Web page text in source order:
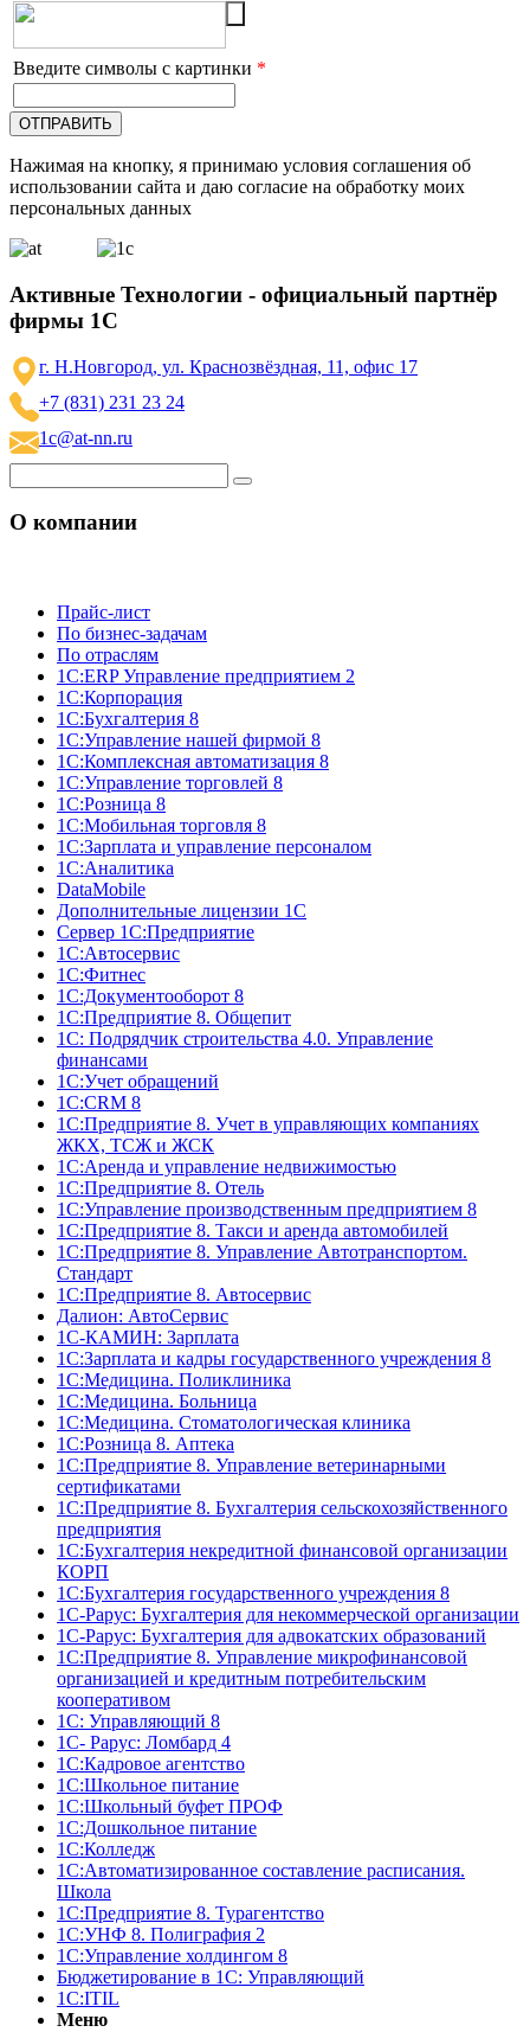
Введите символы с картинки *
Нажимая на кнопку, я принимаю условия соглашения об
использовании сайта и даю согласие на обработку моих
персональных данных
Активные Технологии - официальный партнёр
фирмы 1С
г. Н.Новгород, ул. Краснозвёздная, 11, офис 17
+7 (831) 231 23 24
1c@at-nn.ru
О компании
Прайс-лист
По бизнес-задачам
По отраслям
1C:ERP Управление предприятием 2
1С:Корпорация
1С:Бухгалтерия 8
1С:Управление нашей фирмой 8
1С:Комплексная автоматизация 8
1С:Управление торговлей 8
1С:Розница 8
1С:Мобильная торговля 8
1С:Зарплата и управление персоналом
1С:Аналитика
DataMobile
Дополнительные лицензии 1С
Сервер 1С:Предприятие
1С:Автосервис
1С:Фитнес
1С:Документооборот 8
1С:Предприятие 8. Общепит
1С: Подрядчик строительства 4.0. Управление
финансами
1С:Учет обращений
1C:CRM 8
1С:Предприятие 8. Учет в управляющих компаниях
ЖКХ, ТСЖ и ЖСК
1С:Аренда и управление недвижимостью
1С:Предприятие 8. Отель
1C:Управление производственным предприятием 8
1C:Предприятие 8. Такси и аренда автомобилей
1С:Предприятие 8. Управление Автотранспортом.
Стандарт
1C:Предприятие 8. Автосервис
Далион: АвтоСервис
1С-КАМИН: Зарплата
1С:Зарплата и кадры государственного учреждения 8
1С:Медицина. Поликлиника
1С:Медицина. Больница
1С:Медицина. Стоматологическая клиника
1С:Розница 8. Аптека
1C:Предприятие 8. Управление ветеринарными
сертификатами
1С:Предприятие 8. Бухгалтерия сельскохозяйственного
предприятия
1C:Бухгалтерия некредитной финансовой организации
КОРП
1С:Бухгалтерия государственного учреждения 8
1С-Рарус: Бухгалтерия для некоммерческой организации
1С-Рарус: Бухгалтерия для адвокатских образований
1С:Предприятие 8. Управление микрофинансовой
организацией и кредитным потребительским
кооперативом
1С: Управляющий 8
1С- Рарус: Ломбард 4
1С:Кадровое агентство
1С:Школьное питание
1С:Школьный буфет ПРОФ
1C:Дошкольное питание
1С:Колледж
1С:Автоматизированное составление расписания.
Школа
1С:Предприятие 8. Турагентство
1С:УНФ 8. Полиграфия 2
1С:Управление холдингом 8
Бюджетирование в 1С: Управляющий
1С:ITIL
Меню